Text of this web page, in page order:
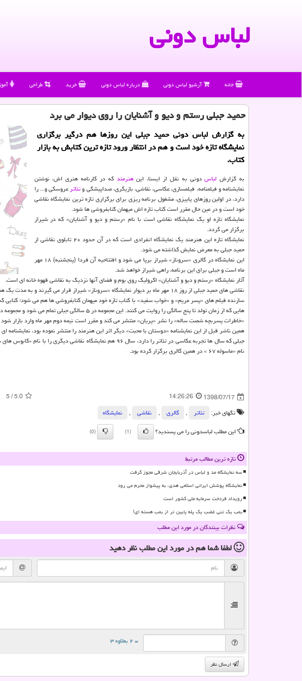
لباس دونی
خانه آرشیو لباس دونی درباره لباس دونی خرید طراحی
حمید جبلی رستم و دیو و آشنایان را روی دیوار می برد
به گزارش لباس دونی حمید جبلی این روزها هم درگیر برگزاری
نمایشگاه تازه خود است و هم در انتظار ورود تازه ترین كتابش به بازار
كتاب.
به گزارش لباسدونی به نقل از ایسنا، اینهنرمند كه در كارنامه هنری اش، نوشتن
نمایشنامه و فیلمنامه، فیلمسازی، عكاسی، نقاشی، بازیگری، صداپیشگی وتئاترعروسكی و... را
دارد، در اولین روزهای پاییزی، مشغول برنامه ریزی برای برگزاری تازه ترین نمایشگاه نقاشی
خود است و در عین حال مقرر است كتاب تازه اش میهمان كتابفروشی ها شود.
نمایشگاه تازه او یك نمایشگاه نقاشی است با نام «رستم و دیو و آشنایان» كه در شیراز
برگزار می گردد.
نمایشگاه تازه این هنرمند یك نمایشگاه انفرادی است كه در آن حدود ۲۰ تابلوی نقاشی از
حمید جبلی به معرض نمایش گذاشته می شود.
این نمایشگاه در گالری «سروناز» شیراز برپا می شود و افتتاحیه آن فردا (پنجشنبه) ۱۸ مهر
ماه است و جبلی برای این برنامه، راهی شیراز خواهد شد.
آثار نمایشگاه «رستم و دیو و آشنایان» اكرولیك روی بوم و فضای آنها نزدیك به نقاشی قهوه خانه ای است.
نقاشی های حمید جبلی از روز ۱۸ مهر ماه بر دیوار نمایشگاه «سروناز» شیراز قرار می گیرند و به مدت یك هفته میهمان شهر «سعدی» و «حافظ» خواهند بود.
هایی كه از زمان تولد تا پنج سالگی را روایت می كنند. این مجموعه در ۵ سالگی جبلی تمام می شود و مجموعه دومی هم دارد كه نامش «رفتن به دبستان» و مقرر است بعدتر منتشر شود.
«خاطرات پسربچه شصت ساله» را نشر «پریان» منتشر می كند و مقرر است نیمه دوم مهر ماه وارد بازار شود
همین ناشر قبل از این نمایشنامه «دوستان با محبت» دیگر اثر این هنرمند را منتشر نموده بود، نمایشنامه ای كه شهریور سال ۹۵ در مجموعه
نام «ماسوله ۶۷ » در همین گالری برگزار كرده بود.
1398/07/17
14:26:26
5.0
/
5
تگهای خبر:
تئاتر , گالری , نقاشی‌ ,
نمایشگاه
این مطلب لباسدونی را می پسندید؟
(1)
(0)
تازه ترین مطالب مرتبط
سه نمایشگاه مد و لباس در آذربایجان شرقی مجوز گرفت
نمایشگاه پوشش ایرانی اسلامی هدی، به پیشواز محرم می رود
رویداد فردخت سرمایه ملی کشور است
بمب یک تنی غضب یک پله پایین تر از بمب هسته ای!
نظرات بینندگان در مورد این مطلب
لطفا شما همدر مورد این مطلبنظر دهید
= ۲ بعلاوه ۳
ارسال نظر